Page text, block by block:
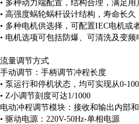
• 多种动力端配置，结构合理，满足用
• 高强度蜗轮蜗杆设计结构，寿命长久
• 多种电机供选择，可配置IEC电机或
• 电机选项可包括防爆、可清洗及变频
流量调节方式
手动调节：手柄调节冲程长度
• 泵运行和停机状态，均可实现从0-
• Z小调节刻度可达1/1000
电动冲程调节模块：接收和输出内部
• 驱动电源：220V-50Hz-单相电源